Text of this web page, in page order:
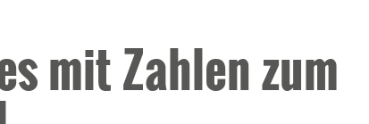
mit Zahlen zum